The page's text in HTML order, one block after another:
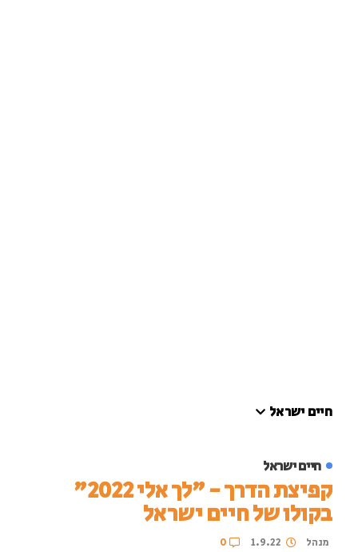
חיים ישראל
חיים ישראל
קפיצת הדרך - "לך אלי 2022"
בקולו של חיים ישראל
מנהל 1.9.22
0